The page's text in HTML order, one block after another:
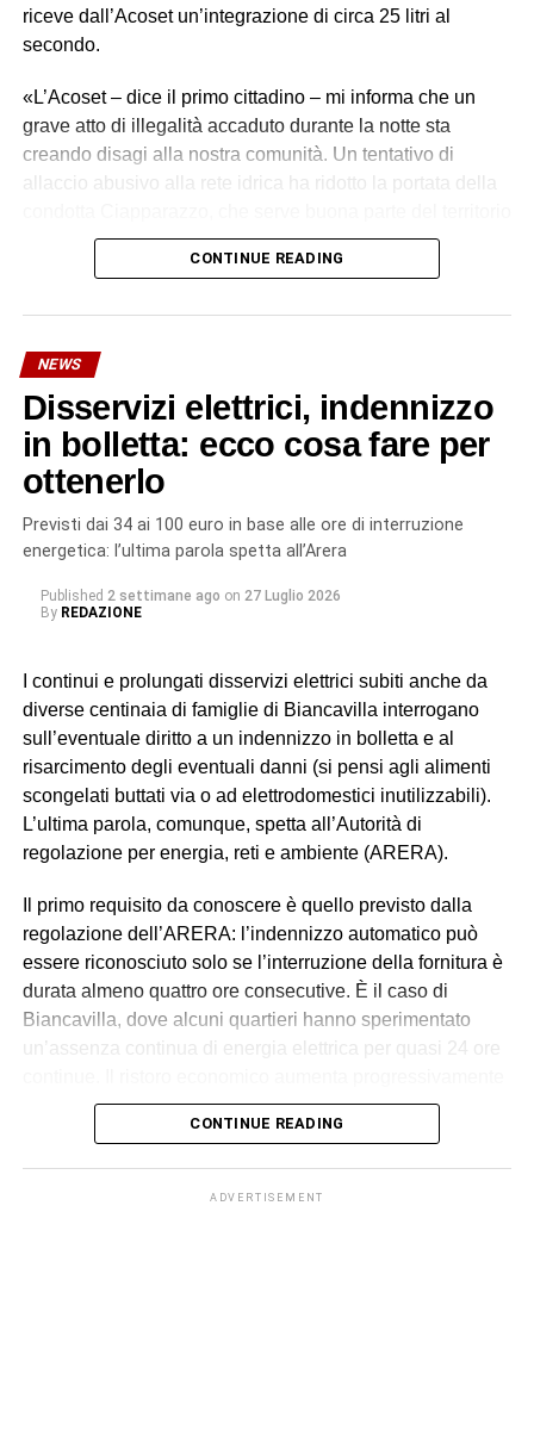
riceve dall’Acoset un’integrazione di circa 25 litri al
secondo.
«L’Acoset – dice il primo cittadino – mi informa che un
grave atto di illegalità accaduto durante la notte sta
creando disagi alla nostra comunità. Un tentativo di
allaccio abusivo alla rete idrica ha ridotto la portata della
di Biancavilla».
stimata in oltre 30 litri al secondo. «Un primo intervento
con collare di riparazione non è stato sufficiente – si legge
in una nota dell’azienda – a contenere la perdita. I nostri
tecnici hanno quindi valutato che l’unica soluzione
realmente risolutiva è la sostituzione integrale del tratto
danneggiato: un intervento più impegnativo, ma
necessario per garantire un ripristino sicuro e duraturo
dell’infrastruttura, evitando il rischio di nuovi cedimenti a
breve termine». Il tempo previsto per la riparazione è
CONTINUE READING
NEWS
Disservizi elettrici, indennizzo
in bolletta: ecco cosa fare per
ottenerlo
Previsti dai 34 ai 100 euro in base alle ore di interruzione
energetica: l’ultima parola spetta all’Arera
Published 2 settimane ago on 27 Luglio 2026
By REDAZIONE
I continui e prolungati disservizi elettrici subiti anche da
diverse centinaia di famiglie di Biancavilla interrogano
sull’eventuale diritto a un indennizzo in bolletta e al
risarcimento degli eventuali danni (si pensi agli alimenti
scongelati buttati via o ad elettrodomestici inutilizzabili).
L’ultima parola, comunque, spetta all’Autorità di
regolazione per energia, reti e ambiente (ARERA).
Il primo requisito da conoscere è quello previsto dalla
regolazione dell’ARERA: l’indennizzo automatico può
essere riconosciuto solo se l’interruzione della fornitura è
durata almeno quattro ore consecutive. È il caso di
Biancavilla, dove alcuni quartieri hanno sperimentato
un’assenza continua di energia elettrica per quasi 24 ore
in relazione alla durata del blackout, secondo i criteri
CONTINUE READING
ADVERTISEMENT